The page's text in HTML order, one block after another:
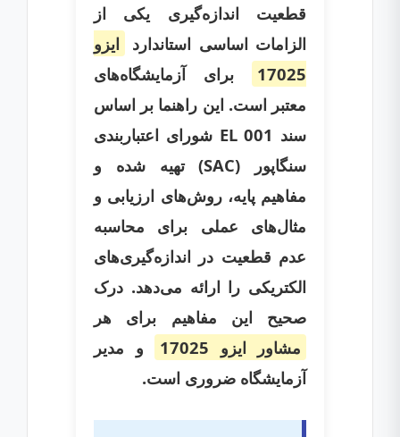
قطعیت اندازه‌گیری یکی از
الزامات اساسی استاندارد
ایزو
17025
برای آزمایشگاه‌های
معتبر است. این راهنما بر اساس
سند EL 001 شورای اعتباربندی
سنگاپور (SAC) تهیه شده و
مفاهیم پایه، روش‌های ارزیابی و
مثال‌های عملی برای محاسبه
عدم قطعیت در اندازه‌گیری‌های
الکتریکی را ارائه می‌دهد. درک
صحیح این مفاهیم برای هر
مشاور ایزو 17025
و مدیر
آزمایشگاه ضروری است.